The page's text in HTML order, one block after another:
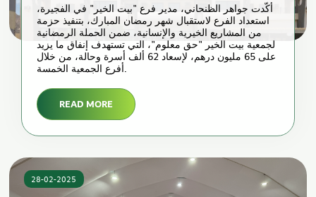
أكّدت جواهر الظنحاني، مدير فرع "بيت الخير" في الفجيرة،
استعداد الفرع لاستقبال شهر رمضان المبارك، بتنفيذ حزمة
من المشاريع الخيرية والإنسانية، ضمن الحملة الرمضانية
لجمعية بيت الخير "حق معلوم"، التي تستهدف إنفاق ما يزيد
على 65 مليون درهم، لإسعاد 62 ألف أسرة وحالة، من خلال
أفرع الجمعية الخمسة.
READ MORE
28-02-2025